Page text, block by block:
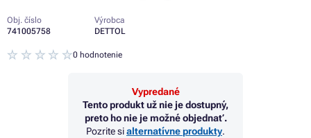
Obj. číslo
741005758
Výrobca
DETTOL
0 hodnotenie
Vypredané
Tento produkt už nie je dostupný,
preto ho nie je možné objednať.
Pozrite sialternatívne produkty.